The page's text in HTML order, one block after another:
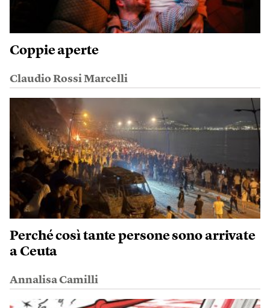
Coppie aperte
Claudio Rossi Marcelli
Perché così tante persone sono arrivate
a Ceuta
Annalisa Camilli